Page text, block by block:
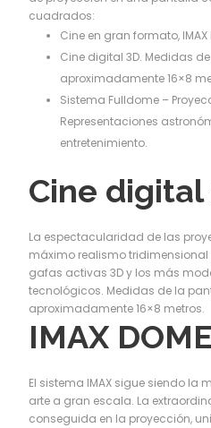
cuadrados:
Cine en gran formato, IMAX
Cine digital 3D. Medidas
aproximadamente 16×8
Sistema Fulldome –
Representaciones
entretenimiento.
Cine digital
La espectacularidad de las
máximo realismo
gafas activas 3D y los más
tecnológicos. Medidas de la
aproximadamente 16×8 metros.
IMAX DOME
El sistema IMAX sigue siendo la
arte a gran escala. La
conseguida en la proyección,